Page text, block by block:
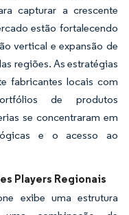
capturar a crescente
estão fortalecendo
vertical e expansão de
regiões. As estratégias
fabricantes locais com
de produtos
se concentraram em
e o acesso ao
Players Regionais
exibe uma estrutura